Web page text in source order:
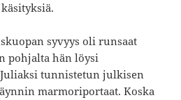
syvyys oli runsaat
pohjalta hän löysi
tunnistetun julkisen
marmoriportaat. Koska